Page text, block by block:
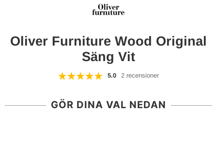
Oliver Furniture Wood Original
Säng Vit
5.0 2 recensioner
GÖR DINA VAL NEDAN